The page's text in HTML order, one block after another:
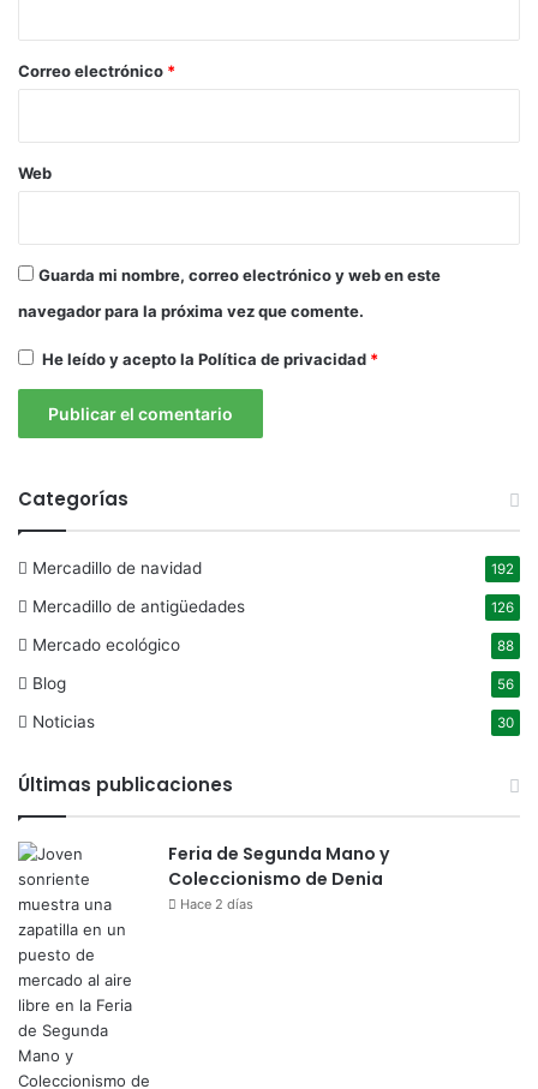
*
Correo electrónico *
Web
Guarda mi nombre, correo electrónico y web en este
navegador para la próxima vez que comente.
He leído y acepto la Política de privacidad *
Categorías
Mercadillo de navidad 192
Mercadillo de antigüedades 126
Mercado ecológico 88
Blog 56
Noticias 30
Últimas publicaciones
Feria de Segunda Mano y
Coleccionismo de Denia
Hace 2 días